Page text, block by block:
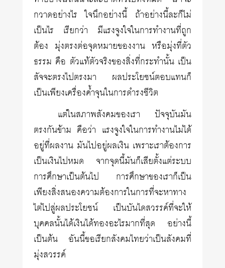
กวาดอย่างไร ใจนึกอย่างนี้ ถ้าอย่างนี้ละก็ไม่
เป็นไร เรียกว่า มีแรงจูงใจในการทำงานที่ถูก
ต้อง มุ่งตรงต่อจุดหมายของงาน หรือมุ่งที่ตัว
ธรรม คือ ตัวแท้ตัวจริงของสิ่งที่กระทำนั้น เป็น
สัจจะตรงไปตรงมา ผลประโยชน์ตอบแทนก็
เป็นเพียงเครื่องค้ำจุนในการดำรงชีวิต
แต่ในสภาพสังคมของเรา ปัจจุบันมัน
ตรงกันข้าม คือว่า แรงจูงใจในการทำงานไม่ได้
อยู่ที่ผลงาน มันไปอยู่ผลเงิน เพราะเราต้องการ
เป็นเงินไปหมด จากจุดนี้มันก็เสียตั้งแต่ระบบ
การศึกษาเป็นต้นไป การศึกษาของเราก็เป็น
เพียงสิ่งสนองความต้องการในการที่จะหาทาง
ไต่ไปสู่ผลประโยชน์ เป็นบันไดสวรรค์ที่จะให้
บุคคลนั้นได้เงินได้ทองอะไรมากที่สุด อย่างนี้
เป็นต้น อันนี้ขอเรียกสังคมไทยว่าเป็นสังคมที่
มุ่งสวรรค์